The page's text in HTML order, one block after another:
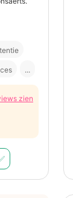
...
zien